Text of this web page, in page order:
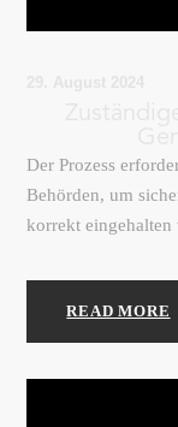
Der Prozess
Behörden, um
korrekt eingehalten
READ MORE